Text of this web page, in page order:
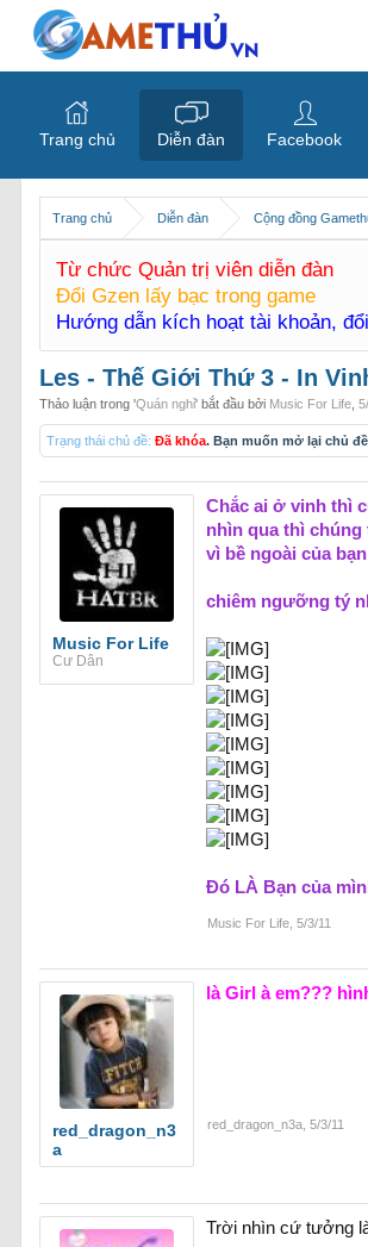
Trang chủ Diễn đàn Cộng đồng
Từ chức Quản trị viên diễn đàn
Đổi Gzen lấy bạc trong game
Hướng dẫn kích hoạt tài khoản,
Les - Thế Giới Thứ 3 - In
Thảo luận trong 'Quán nghỉ' bắt đầu bởi Music For Life ,
Trạng thái chủ đề: Đã khóa. Bạn muốn mở lại chủ
Music For Life
Cư Dân
Chắc ai ở vinh thì
nhìn qua thì chúng
vì bề ngoài của
chiêm ngưỡng tý
Đó LÀ Bạn của
Music For Life 5/3/11
red_dragon_n3
a
là Girl à em???
red_dragon_n3a 5/3/11
Trời nhìn cứ tưởng
Trang chủ Diễn đàn Facebook